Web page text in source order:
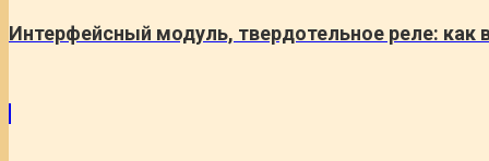
Интерфейсный модуль, твердотельное реле: как